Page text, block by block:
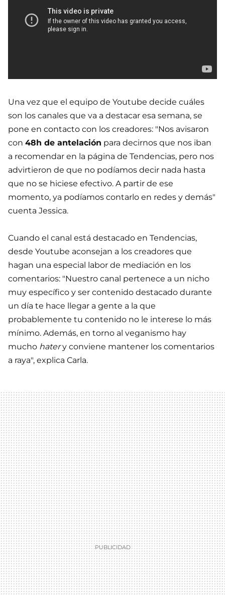
Una vez que el equipo de Youtube decide cuáles
son los canales que va a destacar esa semana, se
pone en contacto con los creadores: "Nos avisaron
con 48h de antelación para decirnos que nos iban
a recomendar en la página de Tendencias, pero nos
advirtieron de que no podíamos decir nada hasta
que no se hiciese efectivo. A partir de ese
momento, ya podíamos contarlo en redes y demás"
cuenta Jessica.
Cuando el canal está destacado en Tendencias,
desde Youtube aconsejan a los creadores que
hagan una especial labor de mediación en los
comentarios: "Nuestro canal pertenece a un nicho
muy específico y ser contenido destacado durante
un día te hace llegar a gente a la que
probablemente tu contenido no le interese lo más
mínimo. Además, en torno al veganismo hay
mucho hatery conviene mantener los comentarios
a raya", explica Carla.